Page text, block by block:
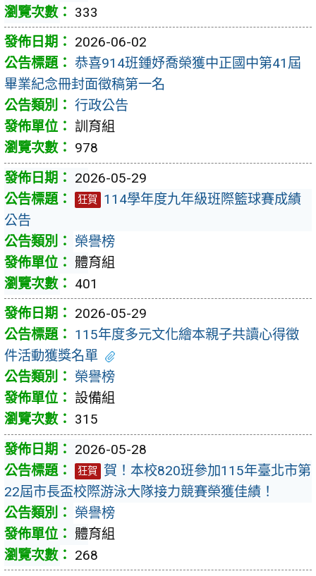
333
2026-06-02
恭喜914班鍾妤喬榮獲中正國中第41屆
畢業紀念冊封面徵稿第一名
行政公告
訓育組
978
2026-05-29
狂賀
114學年度九年級班際籃球賽成績
公告
榮譽榜
體育組
401
2026-05-29
115年度多元文化繪本親子共讀心得徵
件活動獲獎名單
榮譽榜
設備組
315
2026-05-28
狂賀 賀！本校820班參加115年臺北市第
22屆市長盃校際游泳大隊接力競賽榮獲佳績！
榮譽榜
體育組
268